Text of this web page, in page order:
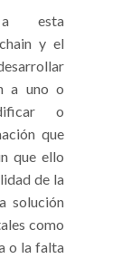
esta
y el
a uno o
o
que
que ello
de la
solución
como
o la falta